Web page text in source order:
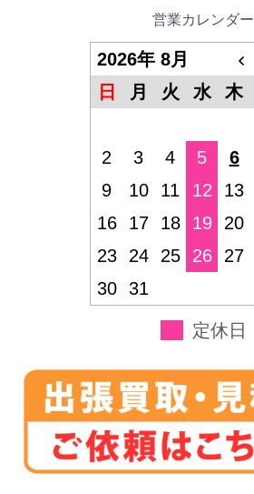
営業カレンダー
2026年 8月
日
月 火 水 木
2
3 4 5 6
9
10 11 12 13
16
17 18 19 20
23
24 25 26 27
30
31
定休日